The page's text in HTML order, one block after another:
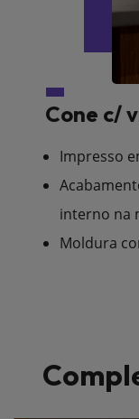
Cone c/
Impresso
interno na
Moldura